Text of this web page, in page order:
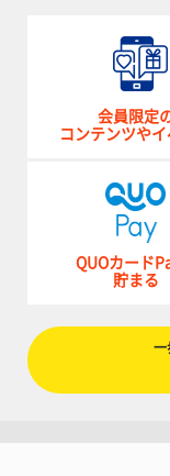
会員限定
コンテンツやイ
QUOカード
貯まる
一